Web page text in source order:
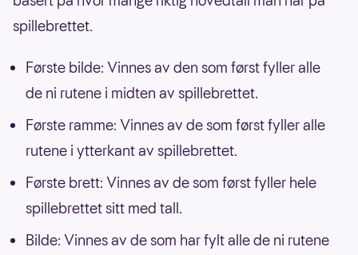
spillebrettet.
Første bilde: Vinnes av den som først fyller alle
de ni rutene i midten av spillebrettet.
Første ramme: Vinnes av de som først fyller alle
rutene i ytterkant av spillebrettet.
Første brett: Vinnes av de som først fyller hele
spillebrettet sitt med tall.
Bilde: Vinnes av de som har fylt alle de ni rutene